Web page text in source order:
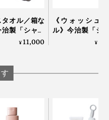
タオル／箱な
製「シャト
」でゆっくり
¥11,000
《ウォッシュ
ル》今治製「シ
ル織機」でゆっ
¥